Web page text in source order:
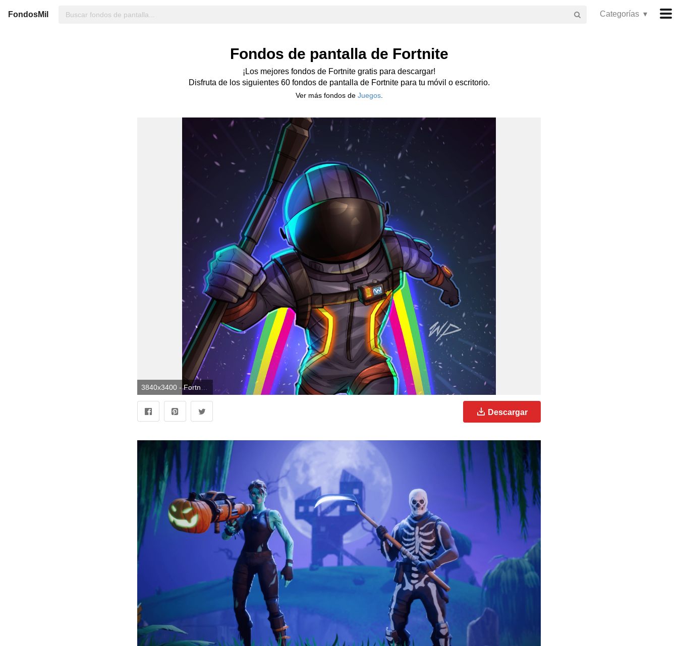
FondosMil Categorías ▾
Fondos de pantalla de Fortnite
¡Los mejores fondos de Fortnite gratis para descargar!
Disfruta de los siguientes 60 fondos de pantalla de Fortnite para tu móvil o escritorio.
Ver más fondos de Juegos.
Descargar